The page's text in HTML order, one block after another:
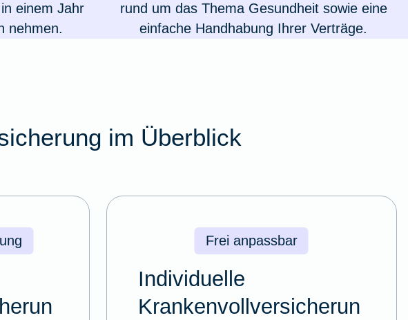
Weil du wichtig bist
einem Jahr
nehmen.
rund um das Thema Gesundheit sowie eine
einfache Handhabung Ihrer Verträge.
im Überblick
Frei anpassbar
Individuelle
Krankenvollversicherun